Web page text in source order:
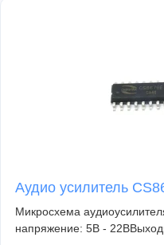
Аудио усилитель
Микросхема
напряжение: 5В -